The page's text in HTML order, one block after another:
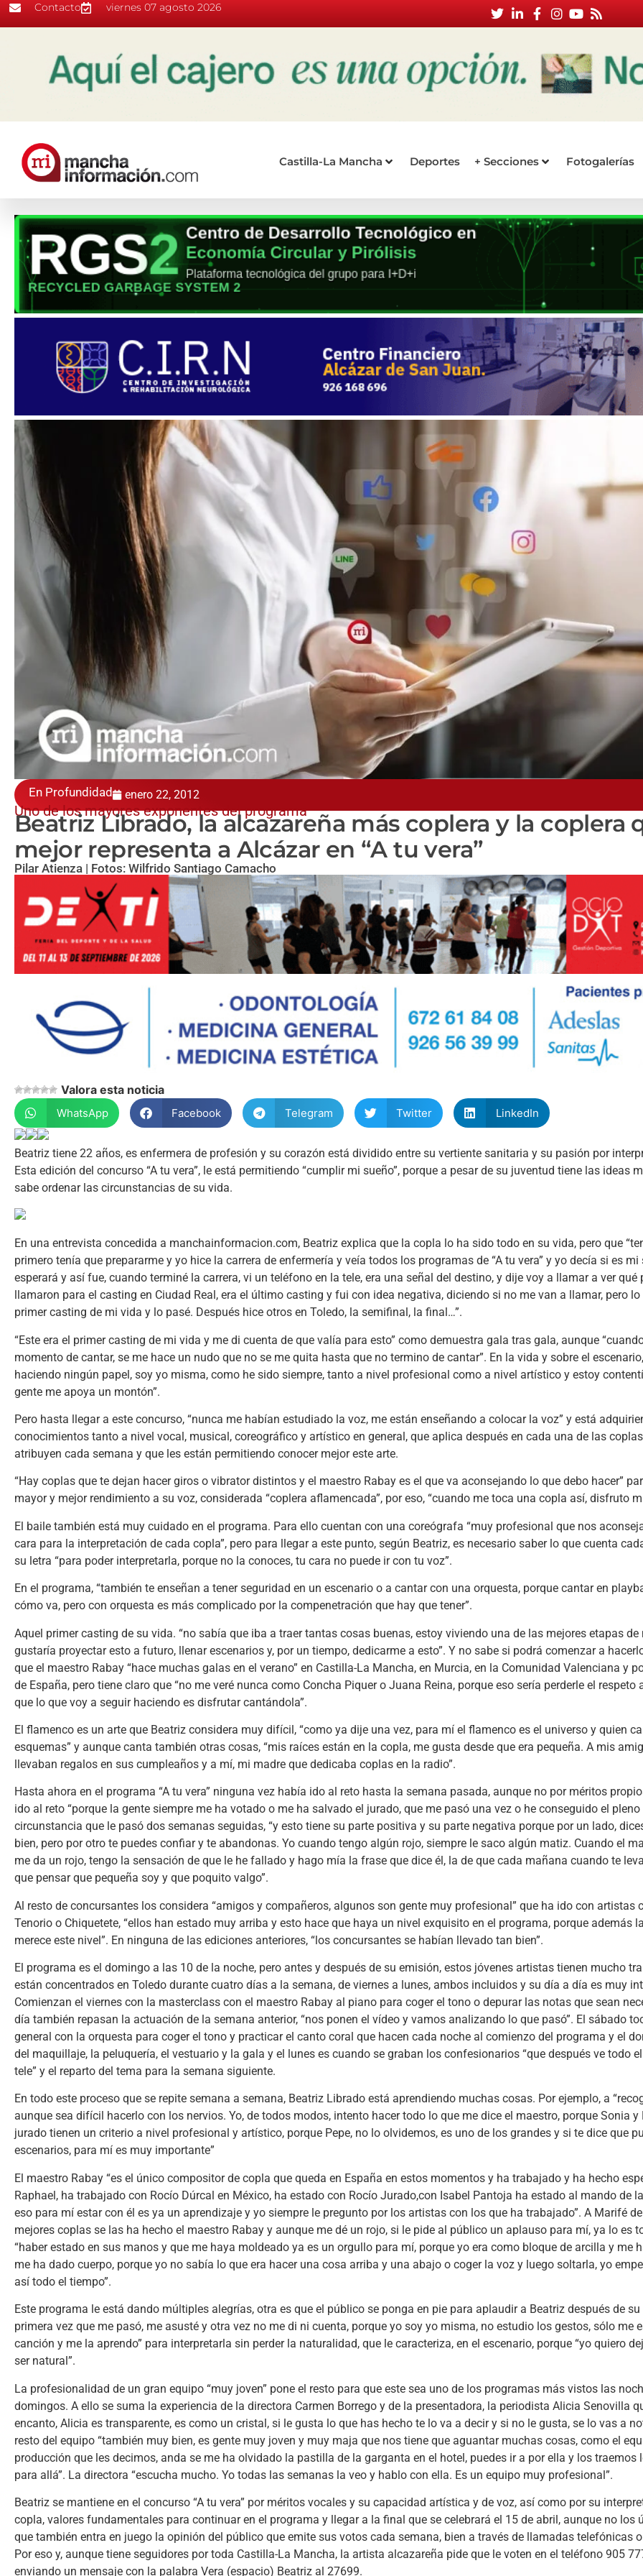
Contacto viernes 07 agosto 2026
Castilla-La Mancha Deportes + Secciones Fotogalerías
En Profundidad enero 22, 2012
Uno de los mayores exponentes del programa
Beatriz Librado, la alcazareña más coplera y la coplera
mejor representa a Alcázar en “A tu vera”
Pilar Atienza | Fotos: Wilfrido Santiago Camacho
Valora esta noticia
WhatsApp Facebook Telegram Twitter LinkedIn
Beatriz tiene 22 años, es enfermera de profesión y su corazón está dividido entre su vertiente sanitaria y su pasión por
Esta edición del concurso “A tu vera”, le está permitiendo “cumplir mi sueño”, porque a pesar de su juventud tiene las ideas
sabe ordenar las circunstancias de su vida.
En una entrevista concedida a manchainformacion.com, Beatriz explica que la copla lo ha sido todo en su vida, pero que
primero tenía que prepararme y yo hice la carrera de enfermería y veía todos los programas de “A tu vera” y yo decía si es mi
esperará y así fue, cuando terminé la carrera, vi un teléfono en la tele, era una señal del destino, y dije voy a llamar a ver qué
llamaron para el casting en Ciudad Real, era el último casting y fui con idea negativa, diciendo si no me van a llamar, pero lo
primer casting de mi vida y lo pasé. Después hice otros en Toledo, la semifinal, la final…”.
“Este era el primer casting de mi vida y me di cuenta de que valía para esto” como demuestra gala tras gala, aunque
momento de cantar, se me hace un nudo que no se me quita hasta que no termino de cantar”. En la vida y sobre el
haciendo ningún papel, soy yo misma, como he sido siempre, tanto a nivel profesional como a nivel artístico y estoy
gente me apoya un montón”.
Pero hasta llegar a este concurso, “nunca me habían estudiado la voz, me están enseñando a colocar la voz” y está
conocimientos tanto a nivel vocal, musical, coreográfico y artístico en general, que aplica después en cada una de las
atribuyen cada semana y que les están permitiendo conocer mejor este arte.
“Hay coplas que te dejan hacer giros o vibrator distintos y el maestro Rabay es el que va aconsejando lo que debo hacer”
mayor y mejor rendimiento a su voz, considerada “coplera aflamencada”, por eso, “cuando me toca una copla así, disfruto
El baile también está muy cuidado en el programa. Para ello cuentan con una coreógrafa “muy profesional que nos
cara para la interpretación de cada copla”, pero para llegar a este punto, según Beatriz, es necesario saber lo que cuenta
su letra “para poder interpretarla, porque no la conoces, tu cara no puede ir con tu voz”.
En el programa, “también te enseñan a tener seguridad en un escenario o a cantar con una orquesta, porque cantar en
cómo va, pero con orquesta es más complicado por la compenetración que hay que tener”.
Aquel primer casting de su vida. “no sabía que iba a traer tantas cosas buenas, estoy viviendo una de las mejores etapas
gustaría proyectar esto a futuro, llenar escenarios y, por un tiempo, dedicarme a esto”. Y no sabe si podrá comenzar a
que el maestro Rabay “hace muchas galas en el verano” en Castilla-La Mancha, en Murcia, en la Comunidad Valenciana y
de España, pero tiene claro que “no me veré nunca como Concha Piquer o Juana Reina, porque eso sería perderle el respeto
que lo que voy a seguir haciendo es disfrutar cantándola”.
El flamenco es un arte que Beatriz considera muy difícil, “como ya dije una vez, para mí el flamenco es el universo y quien
esquemas” y aunque canta también otras cosas, “mis raíces están en la copla, me gusta desde que era pequeña. A mis
llevaban regalos en sus cumpleaños y a mí, mi madre que dedicaba coplas en la radio”.
Hasta ahora en el programa “A tu vera” ninguna vez había ido al reto hasta la semana pasada, aunque no por méritos
ido al reto “porque la gente siempre me ha votado o me ha salvado el jurado, que me pasó una vez o he conseguido el pleno
circunstancia que le pasó dos semanas seguidas, “y esto tiene su parte positiva y su parte negativa porque por un lado,
bien, pero por otro te puedes confiar y te abandonas. Yo cuando tengo algún rojo, siempre le saco algún matiz. Cuando el
me da un rojo, tengo la sensación de que le he fallado y hago mía la frase que dice él, la de que cada mañana cuando te
que pensar que pequeña soy y que poquito valgo”.
Al resto de concursantes los considera “amigos y compañeros, algunos son gente muy profesional” que ha ido con artistas
Tenorio o Chiquetete, “ellos han estado muy arriba y esto hace que haya un nivel exquisito en el programa, porque además
merece este nivel”. En ninguna de las ediciones anteriores, “los concursantes se habían llevado tan bien”.
El programa es el domingo a las 10 de la noche, pero antes y después de su emisión, estos jóvenes artistas tienen mucho
están concentrados en Toledo durante cuatro días a la semana, de viernes a lunes, ambos incluidos y su día a día es muy
Comienzan el viernes con la masterclass con el maestro Rabay al piano para coger el tono o depurar las notas que sean
día también repasan la actuación de la semana anterior, “nos ponen el vídeo y vamos analizando lo que pasó”. El sábado
general con la orquesta para coger el tono y practicar el canto coral que hacen cada noche al comienzo del programa y el
del maquillaje, la peluquería, el vestuario y la gala y el lunes es cuando se graban los confesionarios “que después ve todo
tele” y el reparto del tema para la semana siguiente.
En todo este proceso que se repite semana a semana, Beatriz Librado está aprendiendo muchas cosas. Por ejemplo, a
aunque sea difícil hacerlo con los nervios. Yo, de todos modos, intento hacer todo lo que me dice el maestro, porque Sonia y
jurado tienen un criterio a nivel profesional y artístico, porque Pepe, no lo olvidemos, es uno de los grandes y si te dice que
escenarios, para mí es muy importante”
El maestro Rabay “es el único compositor de copla que queda en España en estos momentos y ha trabajado y ha hecho
Raphael, ha trabajado con Rocío Dúrcal en México, ha estado con Rocío Jurado,con Isabel Pantoja ha estado al mando de
eso para mí estar con él es ya un aprendizaje y yo siempre le pregunto por los artistas con los que ha trabajado”. A Marifé
mejores coplas se las ha hecho el maestro Rabay y aunque me dé un rojo, si le pide al público un aplauso para mí, ya lo es
“haber estado en sus manos y que me haya moldeado ya es un orgullo para mí, porque yo era como bloque de arcilla y me
me ha dado cuerpo, porque yo no sabía lo que era hacer una cosa arriba y una abajo o coger la voz y luego soltarla, yo
así todo el tiempo”.
Este programa le está dando múltiples alegrías, otra es que el público se ponga en pie para aplaudir a Beatriz después de
primera vez que me pasó, me asusté y otra vez no me di ni cuenta, porque yo soy yo misma, no estudio los gestos, sólo me
canción y me la aprendo” para interpretarla sin perder la naturalidad, que le caracteriza, en el escenario, porque “yo quiero
ser natural”.
La profesionalidad de un gran equipo “muy joven” pone el resto para que este sea uno de los programas más vistos las
domingos. A ello se suma la experiencia de la directora Carmen Borrego y de la presentadora, la periodista Alicia Senovilla
encanto, Alicia es transparente, es como un cristal, si le gusta lo que has hecho te lo va a decir y si no le gusta, se lo vas a
resto del equipo “también muy bien, es gente muy joven y muy maja que nos tiene que aguantar muchas cosas, como el
producción que les decimos, anda se me ha olvidado la pastilla de la garganta en el hotel, puedes ir a por ella y los traemos
para allá”. La directora “escucha mucho. Yo todas las semanas la veo y hablo con ella. Es un equipo muy profesional”.
Beatriz se mantiene en el concurso “A tu vera” por méritos vocales y su capacidad artística y de voz, así como por su
copla, valores fundamentales para continuar en el programa y llegar a la final que se celebrará el 15 de abril, aunque no los
que también entra en juego la opinión del público que emite sus votos cada semana, bien a través de llamadas telefónicas
Por eso y, aunque tiene seguidores por toda Castilla-La Mancha, la artista alcazareña pide que le voten en el teléfono 905
enviando un mensaje con la palabra Vera (espacio) Beatriz al 27699.